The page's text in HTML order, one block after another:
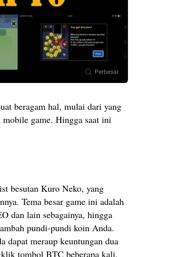
Perbesar
beragam hal, mulai dari yang
game. Hingga saat ini
besutan Kuro Neko, yang
Tema besar game ini adalah
dan lain sebagainya, hingga
pundi-pundi koin Anda.
dapat meraup keuntungan dua
tombol BTC beberapa kali.